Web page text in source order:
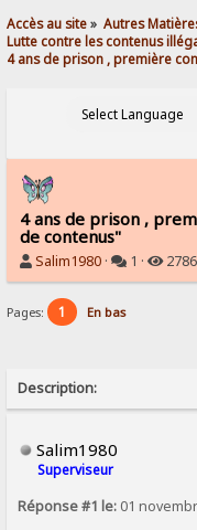
Accès au site» Autres
Lutte contre les contenus
4 ans de prison , première
4 ans de prison ,
de contenus"
Salim1980 · 1 · 2786
Pages: 1 En bas
Description:
Salim1980
Superviseur
Réponse #1 le: 01